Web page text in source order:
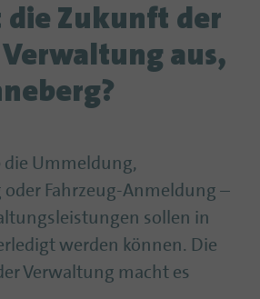
die Zukunft der
aus,
die Ummeldung,
Fahrzeug-Anmeldung –
sollen in
werden können. Die
Verwaltung macht es